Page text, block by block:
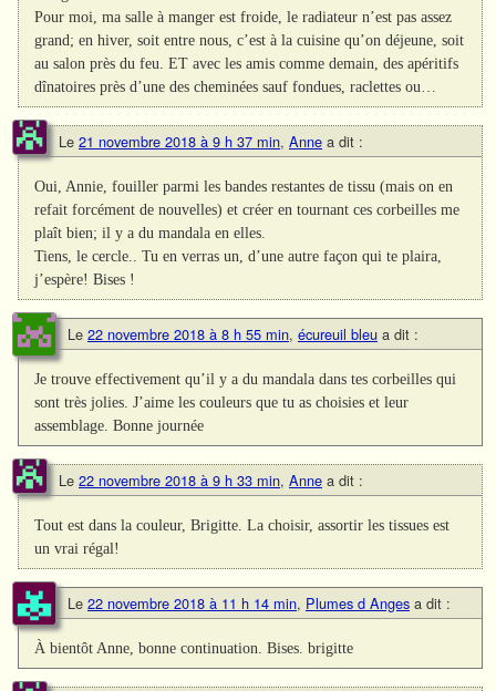
Pour moi, ma salle à manger est froide, le radiateur n’est pas assez
grand; en hiver, soit entre nous, c’est à la cuisine qu’on déjeune, soit
au salon près du feu. ET avec les amis comme demain, des apéritifs
dînatoires près d’une des cheminées sauf fondues, raclettes ou…
Le 21 novembre 2018 à 9 h 37 min, Anne a dit :
Oui, Annie, fouiller parmi les bandes restantes de tissu (mais on en
refait forcément de nouvelles) et créer en tournant ces corbeilles me
plaît bien; il y a du mandala en elles.
Tiens, le cercle.. Tu en verras un, d’une autre façon qui te plaira,
j’espère! Bises !
Le 22 novembre 2018 à 8 h 55 min, écureuil bleu a dit :
Je trouve effectivement qu’il y a du mandala dans tes corbeilles qui
sont très jolies. J’aime les couleurs que tu as choisies et leur
assemblage. Bonne journée
Le 22 novembre 2018 à 9 h 33 min, Anne a dit :
Tout est dans la couleur, Brigitte. La choisir, assortir les tissues est
un vrai régal!
Le 22 novembre 2018 à 11 h 14 min, Plumes d Anges a dit :
À bientôt Anne, bonne continuation. Bises. brigitte